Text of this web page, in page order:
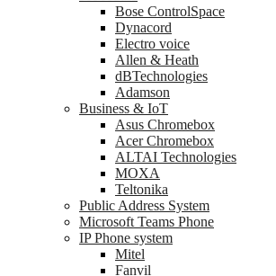
Bose ControlSpace
Dynacord
Electro voice
Allen & Heath
dBTechnologies
Adamson
Business & IoT
Asus Chromebox
Acer Chromebox
ALTAI Technologies
MOXA
Teltonika
Public Address System
Microsoft Teams Phone
IP Phone system
Mitel
Fanvil